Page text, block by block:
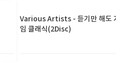
Various Artists - 듣기만 해도
임 클래식(2Disc)